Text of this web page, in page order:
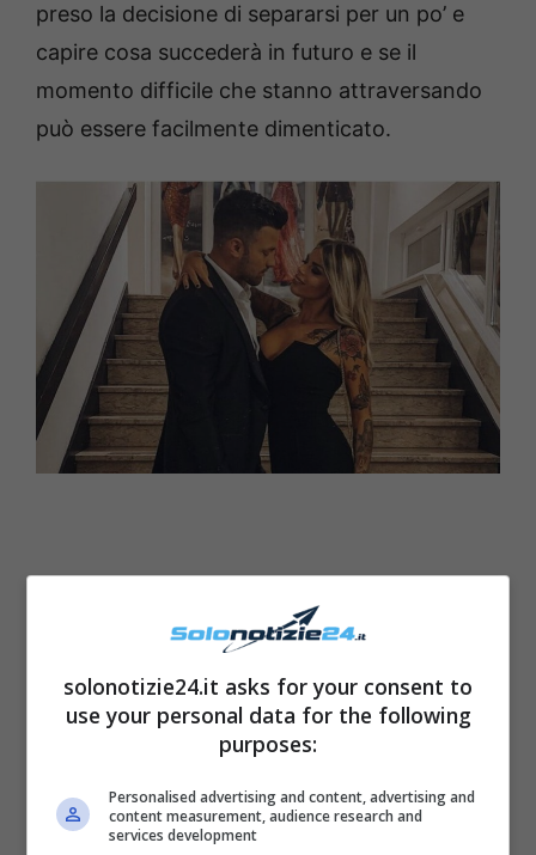
preso la decisione di separarsi per un po’ e
capire cosa succederà in futuro e se il
momento difficile che stanno attraversando
può essere facilmente dimenticato.
LEGGI ANCHE->
solonotizie24.it asks for your consent to
use your personal data for the following
purposes:
Personalised advertising and content, advertising and
content measurement, audience research and
services development